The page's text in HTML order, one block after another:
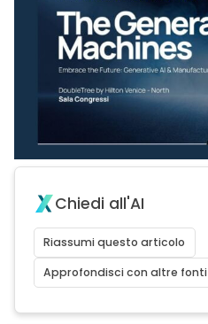
Chiedi all'AI
Riassumi questo articolo
Approfondisci con altre fonti